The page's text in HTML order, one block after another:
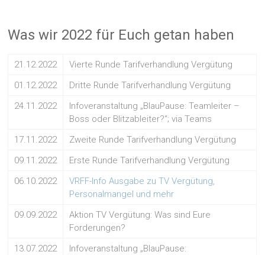
Was wir 2022 für Euch getan haben
21.12.2022
Vierte Runde Tarifverhandlung Vergütung
01.12.2022
Dritte Runde Tarifverhandlung Vergütung
24.11.2022
Infoveranstaltung „BlauPause: Teamleiter –
Boss oder Blitzableiter?“; via Teams
17.11.2022
Zweite Runde Tarifverhandlung Vergütung
09.11.2022
Erste Runde Tarifverhandlung Vergütung
06.10.2022
VRFF-Info Ausgabe zu TV Vergütung,
Personalmangel und mehr
09.09.2022
Aktion TV Vergütung: Was sind Eure
Forderungen?
13.07.2022
Infoveranstaltung „BlauPause: